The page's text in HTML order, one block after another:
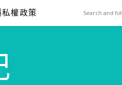
私權政策